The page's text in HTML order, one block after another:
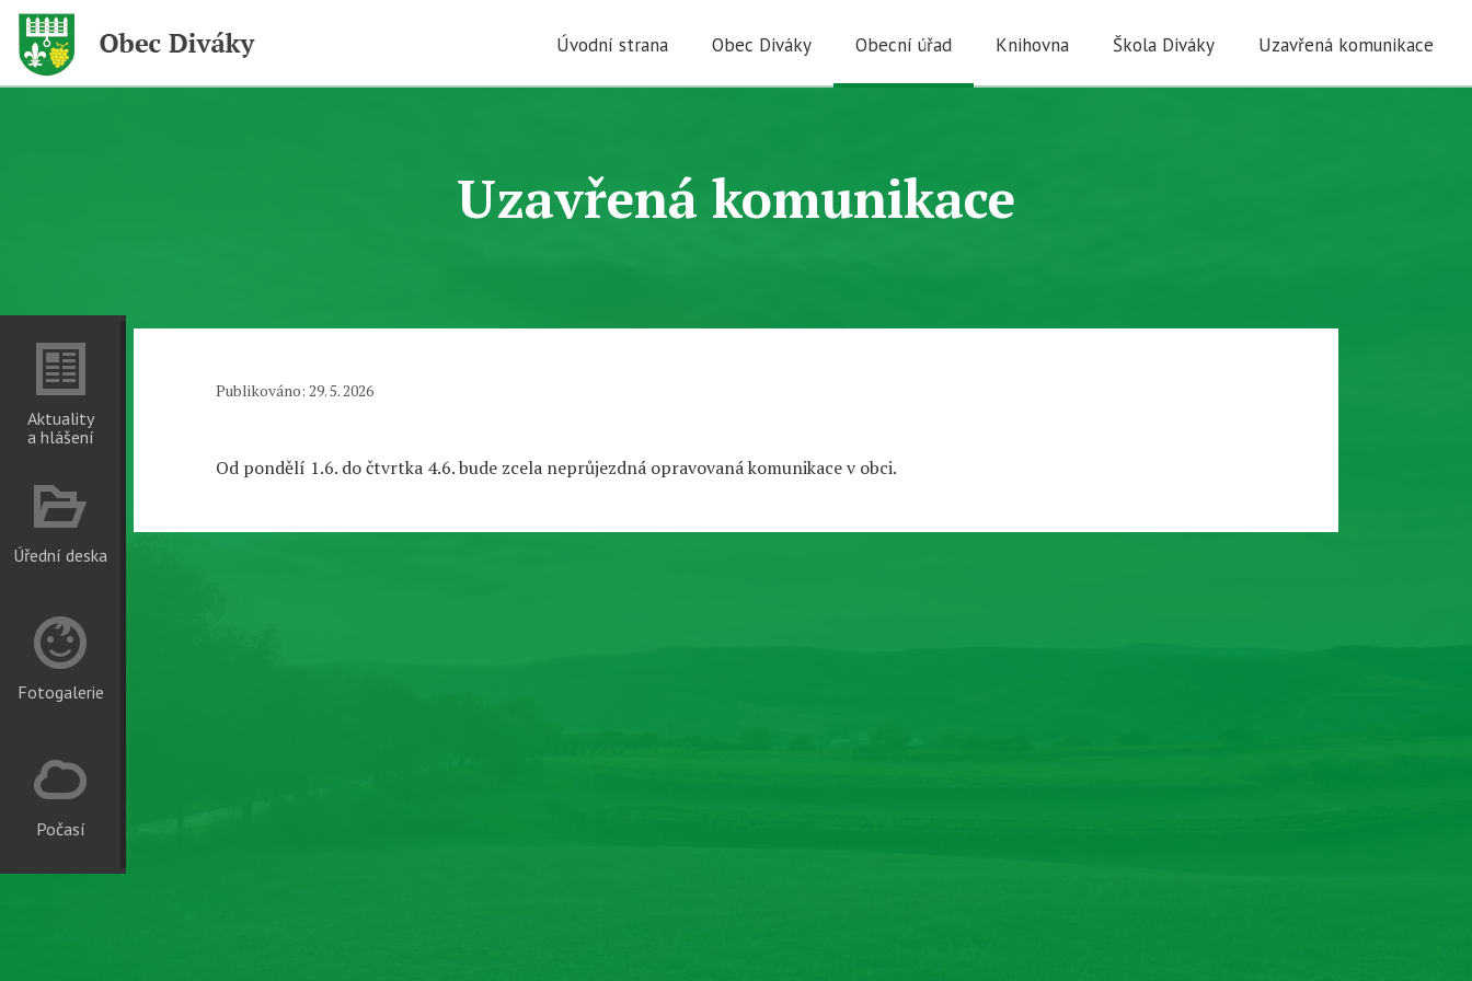
Úvodní strana Obec Diváky Obecní úřad Knihovna Škola Diváky Uzavřená komunikace
Uzavřená komunikace
Publikováno: 29. 5. 2026
Od pondělí 1.6. do čtvrtka 4.6. bude zcela neprůjezdná opravovaná komunikace v obci.
Aktuality
a hlášení
Úřední deska
Fotogalerie
Počasí